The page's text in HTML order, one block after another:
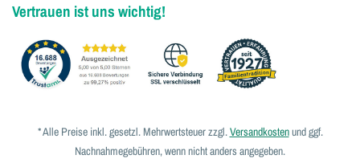
Vertrauen ist uns wichtig!
* Alle Preise inkl. gesetzl. Mehrwertsteuer zzgl.Versandkostenund ggf.
Nachnahmegebühren, wenn nicht anders angegeben.